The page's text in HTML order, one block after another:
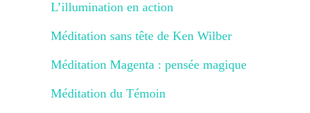
L’illumination en action
Méditation sans tête de Ken Wilber
Méditation Magenta : pensée magique
Méditation du Témoin